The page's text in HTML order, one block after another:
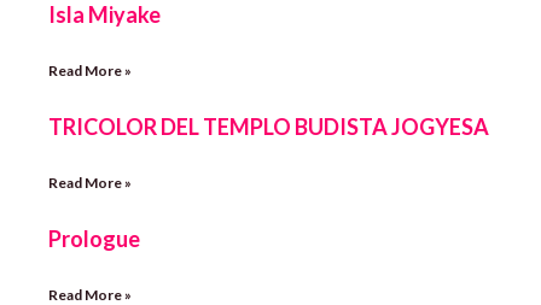
Isla Miyake
Read More »
TRICOLOR DEL TEMPLO BUDISTA JOGYESA
Read More »
Prologue
Read More »